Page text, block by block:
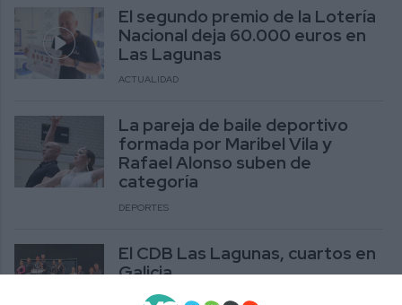
El segundo premio de la Lotería
Nacional deja 60.000 euros en
Las Lagunas
ACTUALIDAD
La pareja de baile deportivo
formada por Maribel Vila y
Rafael Alonso suben de
categoría
DEPORTES
El CDB Las Lagunas, cuartos en
Galicia
DEPORTES